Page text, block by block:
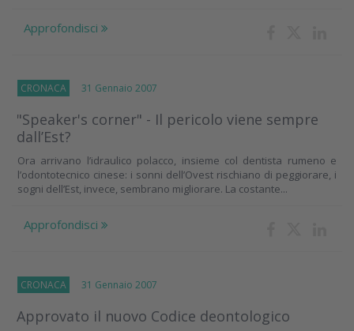
Approfondisci
CRONACA 31 Gennaio 2007
"Speaker's corner" - Il pericolo viene sempre
dall’Est?
Ora arrivano l’idraulico polacco, insieme col dentista rumeno e
l’odontotecnico cinese: i sonni dell’Ovest rischiano di peggiorare, i
sogni dell’Est, invece, sembrano migliorare. La costante...
Approfondisci
CRONACA 31 Gennaio 2007
Approvato il nuovo Codice deontologico